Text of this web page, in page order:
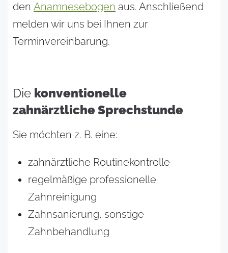
den Anamnesebogen aus. Anschließend
melden wir uns bei Ihnen zur
Terminvereinbarung.
Die konventionelle
zahnärztliche Sprechstunde
Sie möchten z. B. eine:
zahnärztliche Routinekontrolle
regelmäßige professionelle
Zahnreinigung
Zahnsanierung, sonstige
Zahnbehandlung